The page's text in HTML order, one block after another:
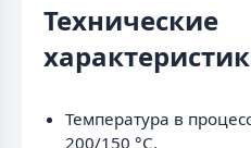
Технические
Температура в
200/150 °C.